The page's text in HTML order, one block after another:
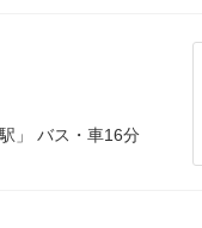
」 バス・車16分